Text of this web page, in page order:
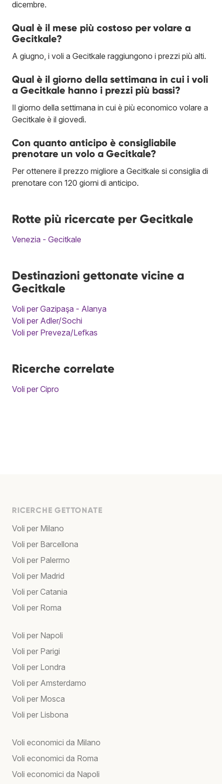
dicembre.
Qual è il mese più costoso per volare a
Gecitkale?
A giugno, i voli a Gecitkale raggiungono i prezzi più alti.
Qual è il giorno della settimana in cui i voli
a Gecitkale hanno i prezzi più bassi?
Il giorno della settimana in cui è più economico volare a
Gecitkale è il giovedì.
Con quanto anticipo è consigliabile
prenotare un volo a Gecitkale?
Per ottenere il prezzo migliore a Gecitkale si consiglia di
prenotare con 120 giorni di anticipo.
Rotte più ricercate per Gecitkale
Venezia - Gecitkale
Destinazioni gettonate vicine a
Gecitkale
Voli per Gazipaşa - Alanya
Voli per Adler/Sochi
Voli per Preveza/Lefkas
Ricerche correlate
Voli per Cipro
RICERCHE GETTONATE
Voli per Milano
Voli per Barcellona
Voli per Palermo
Voli per Madrid
Voli per Catania
Voli per Roma
Voli per Napoli
Voli per Parigi
Voli per Londra
Voli per Amsterdamo
Voli per Mosca
Voli per Lisbona
Voli economici da Milano
Voli economici da Roma
Voli economici da Napoli